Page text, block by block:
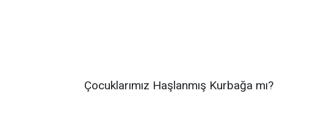
Çocuklarımız Haşlanmış Kurbağa mı?